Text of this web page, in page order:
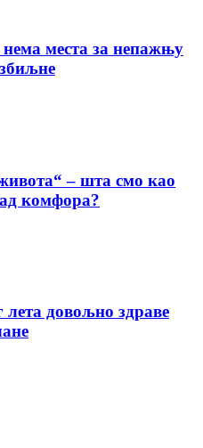
места за непажњу
– шта смо као
комфора?
довољно здраве